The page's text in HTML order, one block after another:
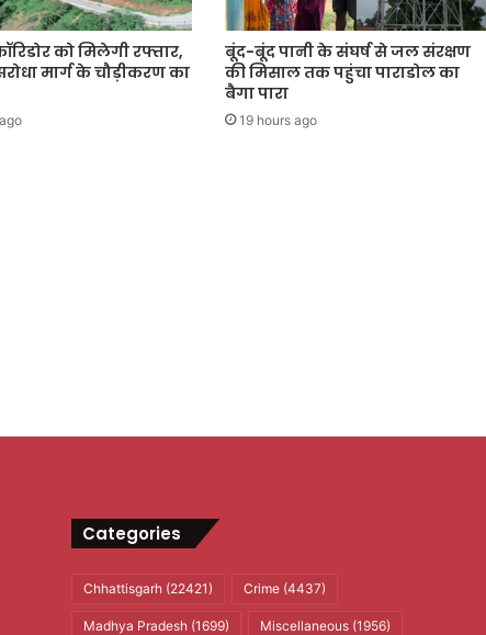
को मिलेगी रफ्तार,
मार्ग के चौड़ीकरण का
बूंद-बूंद पानी के संघर्ष से जल संरक्षण
की मिसाल तक पहुंचा पाराडोल का
बैगा पारा
19 hours ago
Categories
Chhattisgarh(22421) Crime(4437)
Madhya Pradesh(1699) Miscellaneous(1956)